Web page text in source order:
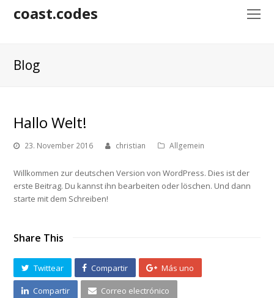
coast.codes
Blog
Hallo Welt!
23. November 2016 christian Allgemein
Willkommen zur deutschen Version von WordPress. Dies ist der
erste Beitrag. Du kannst ihn bearbeiten oder löschen. Und dann
starte mit dem Schreiben!
Share This
Twittear Compartir Más uno
Compartir Correo electrónico